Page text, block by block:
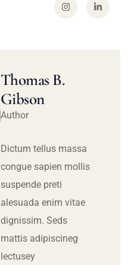
Thomas B.
Gibson
Author
Dictum tellus massa
congue sapien mollis
suspende preti
alesuada enim vitae
dignissim. Seds
mattis adipiscineg
lectusey